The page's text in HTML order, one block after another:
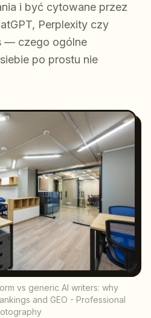
i być cytowane przez
Perplexity czy
— czego ogólne
po prostu nie
vs generic AI writers: why
and GEO - Professional